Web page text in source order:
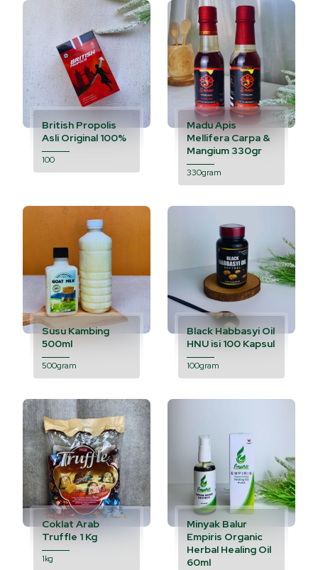
British Propolis
Asli Original 100%
100
Madu Apis
Mellifera Carpa &
Mangium 330gr
330gram
Susu Kambing
500ml
500gram
Black Habbasyi Oil
HNU isi 100 Kapsul
100gram
Coklat Arab
Truffle 1 Kg
1kg
Minyak Balur
Empiris Organic
Herbal Healing Oil
60ml